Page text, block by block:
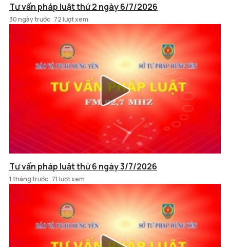
Tư vấn pháp luật thứ 2 ngày 6/7/2026
30 ngày trước 72 lượt xem
Tư vấn pháp luật thứ 6 ngày 3/7/2026
1 tháng trước 71 lượt xem